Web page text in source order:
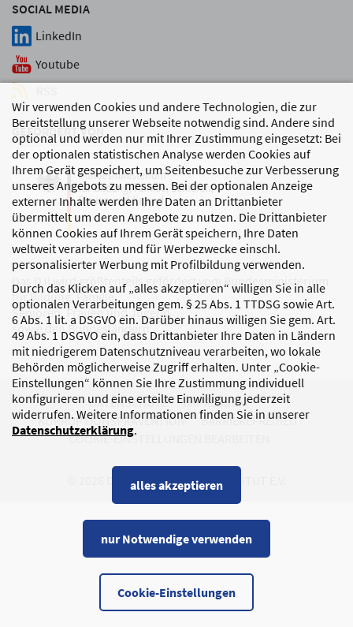
Wir verwenden Cookies und andere Technologien, die zur
Bereitstellung unserer Webseite notwendig sind. Andere sind
optional und werden nur mit Ihrer Zustimmung eingesetzt: Bei
der optionalen statistischen Analyse werden Cookies auf
Ihrem Gerät gespeichert, um Seitenbesuche zur Verbesserung
unseres Angebots zu messen. Bei der optionalen Anzeige
externer Inhalte werden Ihre Daten an Drittanbieter
übermittelt um deren Angebote zu nutzen. Die Drittanbieter
können Cookies auf Ihrem Gerät speichern, Ihre Daten
weltweit verarbeiten und für Werbezwecke einschl.
personalisierter Werbung mit Profilbildung verwenden.
Durch das Klicken auf „alles akzeptieren“ willigen Sie in alle
optionalen Verarbeitungen gem. § 25 Abs. 1 TTDSG sowie Art.
6 Abs. 1 lit. a DSGVO ein. Darüber hinaus willigen Sie gem. Art.
49 Abs. 1 DSGVO ein, dass Drittanbieter Ihre Daten in Ländern
mit niedrigerem Datenschutzniveau verarbeiten, wo lokale
Behörden möglicherweise Zugriff erhalten. Unter „Cookie-
Einstellungen“ können Sie Ihre Zustimmung individuell
konfigurieren und eine erteilte Einwilligung jederzeit
widerrufen. Weitere Informationen finden Sie in unserer
Datenschutzerklärung.
Cookie-Einstellungen
alles akzeptieren
nur Notwendige verwenden
SOCIAL MEDIA
LinkedIn
Youtube
GEFÖRDERT VON
Das DJI wird größtenteils gefördert vom Bundesministerium
für Bildung, Familie,
Senioren, Frauen und Jugend
sowie den Bundesländern.
DATENSCHUTZ
IMPRESSUM
KORRUPTIONSPRÄVENTION
BARRIEREFREIHEIT
COOKIE-EINSTELLUNGEN BEARBEITEN
© 2026 DEUTSCHES JUGENDINSTITUT E.V.